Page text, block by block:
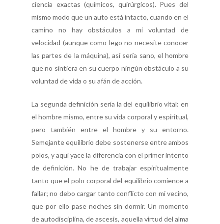
ciencia exactas (químicos, quirúrgicos). Pues del
mismo modo que un auto está intacto, cuando en el
camino no hay obstáculos a mi voluntad de
velocidad (aunque como lego no necesite conocer
las partes de la máquina), así sería sano, el hombre
que no sintiera en su cuerpo ningún obstáculo a su
voluntad de vida o su afán de acción.
La segunda definición sería la del equilibrio vital: en
el hombre mismo, entre su vida corporal y espiritual,
pero también entre el hombre y su entorno.
Semejante equilibrio debe sostenerse entre ambos
polos, y aquí yace la diferencia con el primer intento
de definición. No he de trabajar espiritualmente
tanto que el polo corporal del equilibrio comience a
fallar; no debo cargar tanto conflicto con mi vecino,
que por ello pase noches sin dormir. Un momento
de autodisciplina, de ascesis, aquella virtud del alma